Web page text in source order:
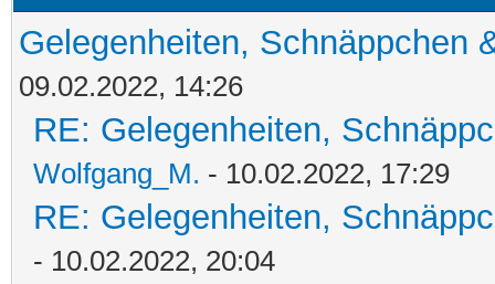
Gelegenheiten, Schnäppchen
09.02.2022, 14:26
RE: Gelegenheiten,
Wolfgang_M. - 10.02.2022, 17:29
RE: Gelegenheiten,
- 10.02.2022, 20:04